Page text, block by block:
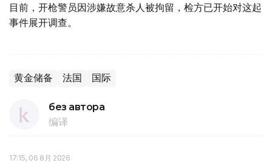
目前，开枪警员因涉嫌故意杀人被拘留，检方已开始对这起
事件展开调查。
黄金储备 法国 国际
без автора
编译
17:15, 06 8月 2026